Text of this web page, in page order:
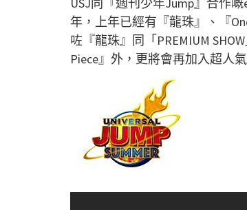
年，上年已經有『龍珠』、『
咗『龍珠』同「PREMIUM
Piece』外，更將會再加入超人